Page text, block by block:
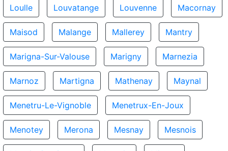
Loulle Louvatange Louvenne Macornay
Maisod Malange Mallerey Mantry
Marigna-Sur-Valouse Marigny Marnezia
Marnoz Martigna Mathenay Maynal
Menetru-Le-Vignoble Menetrux-En-Joux
Menotey Merona Mesnay Mesnois